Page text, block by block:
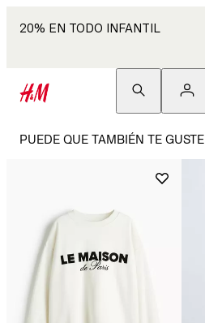
20% EN TODO INFANTIL
PUEDE QUE TAMBIÉN TE GUSTE